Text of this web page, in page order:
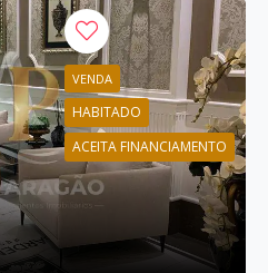
VENDA
HABITADO
ACEITA FINANCIAMENTO